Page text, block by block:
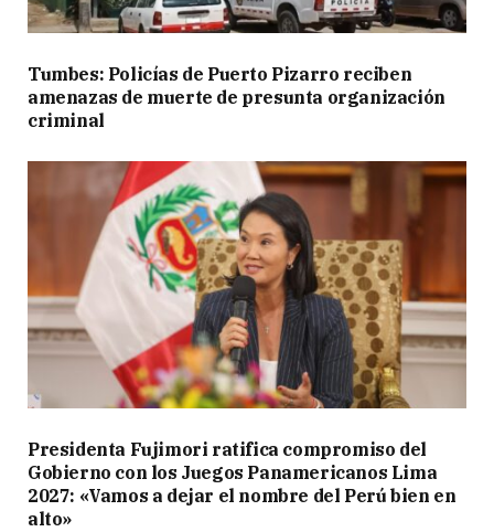
Tumbes: Policías de Puerto Pizarro reciben
amenazas de muerte de presunta organización
criminal
Presidenta Fujimori ratifica compromiso del
Gobierno con los Juegos Panamericanos Lima
2027: «Vamos a dejar el nombre del Perú bien en
alto»